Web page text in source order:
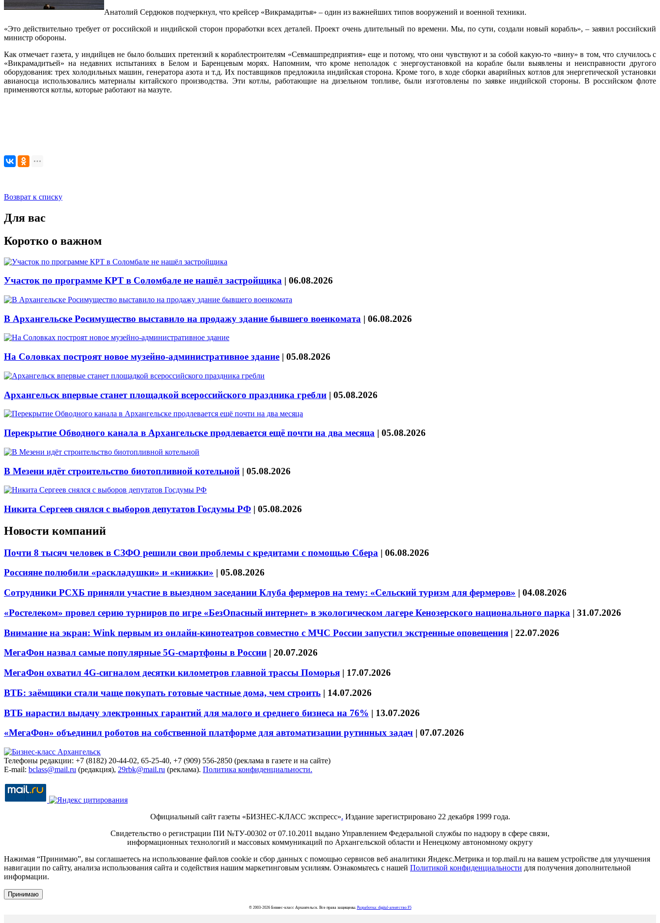
Анатолий Сердюков подчеркнул, что крейсер «Викрамадитья» – один из важнейших типов вооружений и военной техники.
«Это действительно требует от российской и индийской сторон проработки всех деталей. Проект очень длительный по времени. Мы, по сути, создали новый корабль», – заявил российский
министр обороны.
Как отмечает газета, у индийцев не было больших претензий к кораблестроителям «Севмашпредприятия» еще и потому, что они чувствуют и за собой какую-то «вину» в том, что случилось с
«Викрамадитьей» на недавних испытаниях в Белом и Баренцевым морях. Напомним, что кроме неполадок с энергоустановкой на корабле были выявлены и неисправности другого
оборудования: трех холодильных машин, генератора азота и т.д. Их поставщиков предложила индийская сторона. Кроме того, в ходе сборки аварийных котлов для энергетической установки
авианосца использовались материалы китайского производства. Эти котлы, работающие на дизельном топливе, были изготовлены по заявке индийской стороны. В российском флоте
применяются котлы, которые работают на мазуте.
Возврат к списку
Для вас
Коротко о важном
Участок по программе КРТ в Соломбале не нашёл застройщика | 06.08.2026
В Архангельске Росимущество выставило на продажу здание бывшего военкомата | 06.08.2026
На Соловках построят новое музейно-административное здание | 05.08.2026
Архангельск впервые станет площадкой всероссийского праздника гребли | 05.08.2026
Перекрытие Обводного канала в Архангельске продлевается ещё почти на два месяца | 05.08.2026
В Мезени идёт строительство биотопливной котельной | 05.08.2026
Никита Сергеев снялся с выборов депутатов Госдумы РФ | 05.08.2026
Новости компаний
Почти 8 тысяч человек в СЗФО решили свои проблемы с кредитами с помощью Сбера | 06.08.2026
Россияне полюбили «раскладушки» и «книжки» | 05.08.2026
Сотрудники РСХБ приняли участие в выездном заседании Клуба фермеров на тему: «Сельский туризм для фермеров» | 04.08.2026
«Ростелеком» провел серию турниров по игре «БезОпасный интернет» в экологическом лагере Кенозерского национального парка | 31.07.2026
Внимание на экран: Wink первым из онлайн-кинотеатров совместно с МЧС России запустил экстренные оповещения | 22.07.2026
МегаФон назвал самые популярные 5G-смартфоны в России | 20.07.2026
МегаФон охватил 4G-сигналом десятки километров главной трассы Поморья | 17.07.2026
ВТБ: заёмщики стали чаще покупать готовые частные дома, чем строить | 14.07.2026
ВТБ нарастил выдачу электронных гарантий для малого и среднего бизнеса на 76% | 13.07.2026
«МегаФон» объединил роботов на собственной платформе для автоматизации рутинных задач | 07.07.2026
Телефоны редакции: +7 (8182) 20-44-02, 65-25-40, +7 (909) 556-2850 (реклама в газете и на сайте)
E-mail: bclass@mail.ru (редакция), 29rbk@mail.ru (реклама). Политика конфиденциальности.
Официальный сайт газеты «БИЗНЕС-КЛАСС экспресс». Издание зарегистрировано 22 декабря 1999 года.
Свидетельство о регистрации ПИ №ТУ-00302 от 07.10.2011 выдано Управлением Федеральной службы по надзору в сфере связи,
информационных технологий и массовых коммуникаций по Архангельской области и Ненецкому автономному округу
Нажимая “Принимаю”, вы соглашаетесь на использование файлов cookie и сбор данных с помощью сервисов веб аналитики Яндекс.Метрика и top.mail.ru на вашем устройстве для улучшения
навигации по сайту, анализа использования сайта и содействия нашим маркетинговым усилиям. Ознакомьтесь с нашей Политикой конфиденциальности для получения дополнительной
информации.
Принимаю
© 2003-2026 Бизнес-класс Архангельск. Все права защищены. Разработка: digital-агентство F5